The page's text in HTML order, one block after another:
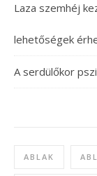
Laza szemhéj
lehetőségek
A serdülőkor
ABLAK